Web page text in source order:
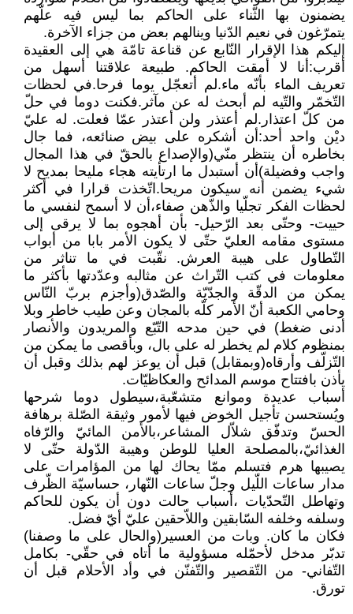
يضمنون بها الثّناء على الحاكم بما ليس فيه علّهم
يتمرّغون في نعيم الدّنيا وينالهم بعض من جزاء الآخرة.
إليكم هذا الإقرار النّابع عن قناعة تامّة هي إلى العقيدة
أقرب:أنا لا أمقت الحاكم. طبيعة علاقتنا أسهل من
تعريف الماء بأنّه ماء.لم أتعجّل يوما فرحا.في لحظات
التّخمّر والتّيه لم أبحث له عن مآثر.فكنت دوما في حلّ
من كلّ اعتذار.لم أعتذر ولن أعتذر عمّا فعلت. له عليّ
ديْن واحد أحد:أن أشكره على بيض صنائعه، فما جال
بخاطره أن ينتظر منّي(والإصداع بالحقّ في هذا المجال
واجب وفضيلة)أن أستبدل ما ارتأيته هجاء مليحا بمديح لا
شيء يضمن أنه سيكون مريحا.اتّخذت قرارا في أكثر
لحظات الفكر تجلّيا والذّهن صفاء،أن لا أسمح لنفسي ما
حييت- وحتّى بعد الرّحيل- بأن أهجوه بما لا يرقى إلى
مستوى مقامه العليّ حتّى لا يكون الأمر بابا من أبواب
التّطاول على هيبة العرش. نقّبت في ما تناثر من
معلومات في كتب التّراث عن مثالبه وعدّدتها بأكثر ما
يمكن من الدقّة والجدّيّة والصّدق(وأجزم بربّ النّاس
وحامي الكعبة أنّ الأمر كلّه بالمجان وعن طيب خاطر وبلا
أدنى ضغط) في حين مدحه التّبّع والمريدون والأنصار
بمنظوم كلام لم يخطر له على بال، وبأقصى ما يمكن من
التّزلّف وأرقاه(وبمقابل) قبل أن يوعز لهم بذلك وقبل أن
يأذن بافتتاح موسم المدائح والعكاظيّات.
أسباب عديدة وموانع متشعّبة،سيطول دوما شرحها
ويُستحسن تأجيل الخوض فيها لأمور وثيقة الصّلة برهافة
الحسّ وتدفّق شلاّل المشاعر،بالأمن المائيّ والرّفاه
الغذائيّ،بالمصلحة العليا للوطن وهيبة الدّولة حتّى لا
يصيبها هرم فتسلم ممّا يحاك لها من المؤامرات على
مدار ساعات اللّيل وجلّ ساعات النّهار، حساسيّة الظّرف
وتهاطل التّحدّيات ،أسباب حالت دون أن يكون للحاكم
وسلفه وخلفه السّابقين واللاّحقين عليّ أيّ فضل.
فكان ما كان. وبات من العسير(والحال على ما وصفنا)
تدبّر مدخل لأحمّله مسؤولية ما أتاه في حقّي- بكامل
التّفاني- من التّقصير والتّفنّن في وأد الأحلام قبل أن
تورق.